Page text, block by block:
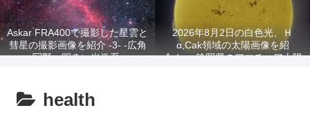
Askar FRA400で撮影した星雲と
彗星の撮影画像を紹介 -3- -広角
写野、明るい光学系-
2026年8月2日の白色光、Ｈ
α,Cak領域の太陽画像を紹
介！ -静岡県のアマチュア太陽
health